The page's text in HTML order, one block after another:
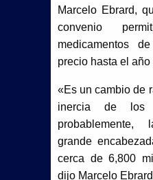
Marcelo Ebrard,
convenio
medicamentos
precio hasta el año
«Es un cambio de
inercia de los
grande
cerca de 6,800
dijo Marcelo